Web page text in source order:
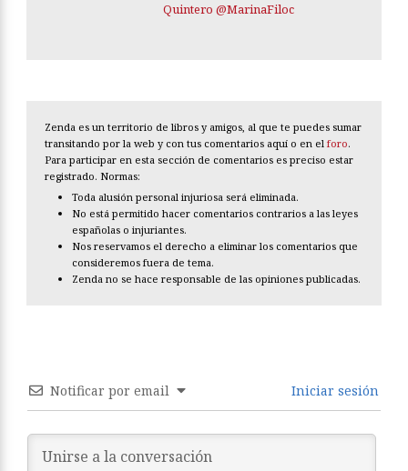
Quintero @MarinaFiloc
Zenda es un territorio de libros y amigos, al que te puedes sumar
transitando por la web y con tus comentarios aquí o en el foro.
Para participar en esta sección de comentarios es preciso estar
registrado. Normas:
Toda alusión personal injuriosa será eliminada.
No está permitido hacer comentarios contrarios a las leyes
españolas o injuriantes.
Nos reservamos el derecho a eliminar los comentarios que
consideremos fuera de tema.
Zenda no se hace responsable de las opiniones publicadas.
Notificar por email Iniciar sesión